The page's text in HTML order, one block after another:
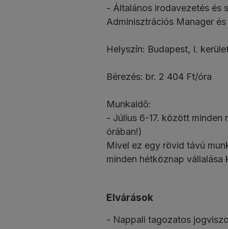
- Általános irodavezetés és
Adminisztrációs Manager
Helyszín: Budapest, I.
Bérezés: br. 2 404 Ft/óra
Munkaidő:
- Július 6-17. között minden
órában!)
Mivel ez egy rövid távú
minden hétköznap vállalása
Elvárások
- Nappali tagozatos